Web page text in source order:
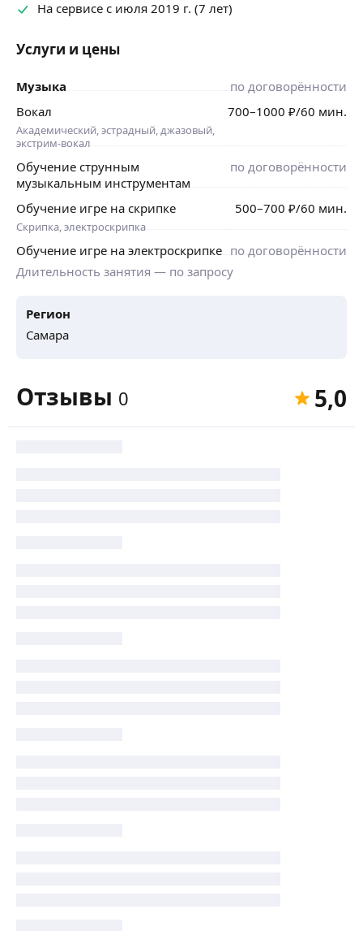
На сервисе с июля 2019 г. (7 лет)
Услуги и цены
Музыка
по договорённости
Вокал
Академический, эстрадный, джазовый,
экстрим-вокал
700–1000 ₽/60 мин.
Обучение струнным
музыкальным инструментам
по договорённости
Обучение игре на скрипке
Скрипка, электроскрипка
500–700 ₽/60 мин.
Обучение игре на электроскрипке по договорённости
Длительность занятия — по запросу
Регион
Самара
Отзывы 0 5,0